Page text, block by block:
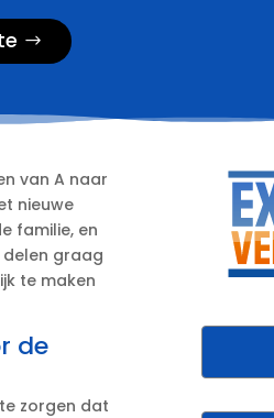
van A naar
nieuwe
familie, en
graag
te maken
de
zorgen dat